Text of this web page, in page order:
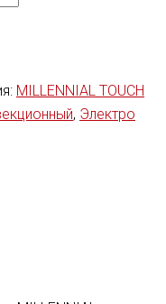
MILLENNIAL TOUCH
, Электро